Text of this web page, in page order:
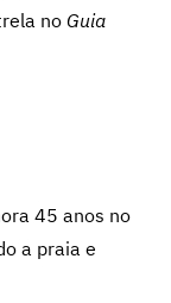
no Guia
45 anos no
a praia e